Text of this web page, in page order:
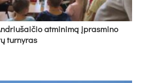
at­mi­ni­mą įpras­mi­no
tur­ny­ras